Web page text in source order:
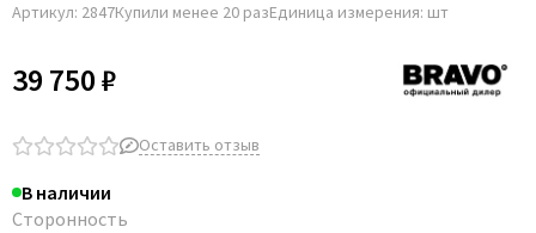
Артикул: 2847Купили менее 20 разЕдиница измерения: шт
39 750 ₽
Оставить отзыв
В наличии
Сторонность